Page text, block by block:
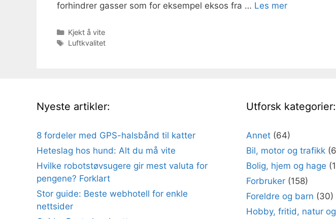
forhindrer gasser som for eksempel eksos fra … Les mer
Kategorier
Kjekt å vite
Stikkord
Luftkvalitet
Nyeste artikler:
8 fordeler med GPS-halsbånd til katter
Heteslag hos hund: Alt du må vite
Hvilke robotstøvsugere gir mest valuta for
pengene? Forklart
Stor guide: Beste webhotell for enkle
nettsider
Utforsk kategorier:
Annet (64)
Bil, motor og trafikk
Bolig, hjem og hage
Forbruker (158)
Foreldre og barn (30)
Hobby, fritid, natur